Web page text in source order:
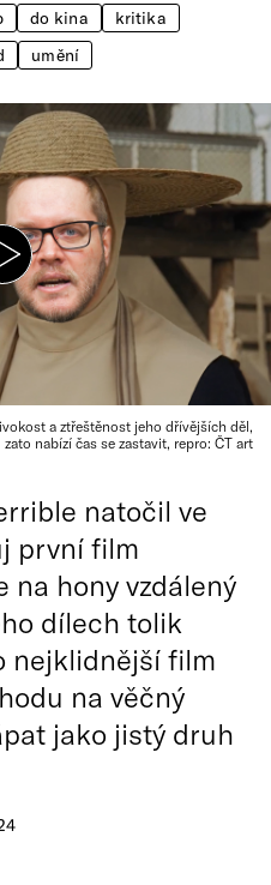
do kina
kritika
umění
a ztřeštěnost jeho dřívějších děl,
zato nabízí čas se zastavit, repro: ČT art
natočil ve
první film
na hony vzdálený
dílech tolik
nejklidnější film
na věčný
jako jistý druh